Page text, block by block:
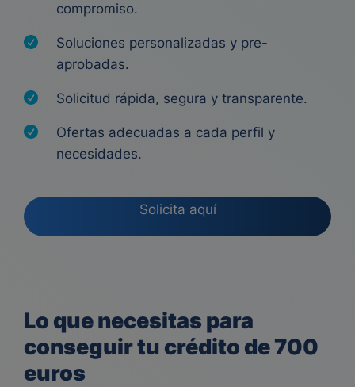
compromiso.
Soluciones personalizadas y pre-
aprobadas.
Solicitud rápida, segura y transparente.
Ofertas adecuadas a cada perfil y
necesidades.
Solicita aquí
Lo que necesitas para
conseguir tu crédito de 700
euros